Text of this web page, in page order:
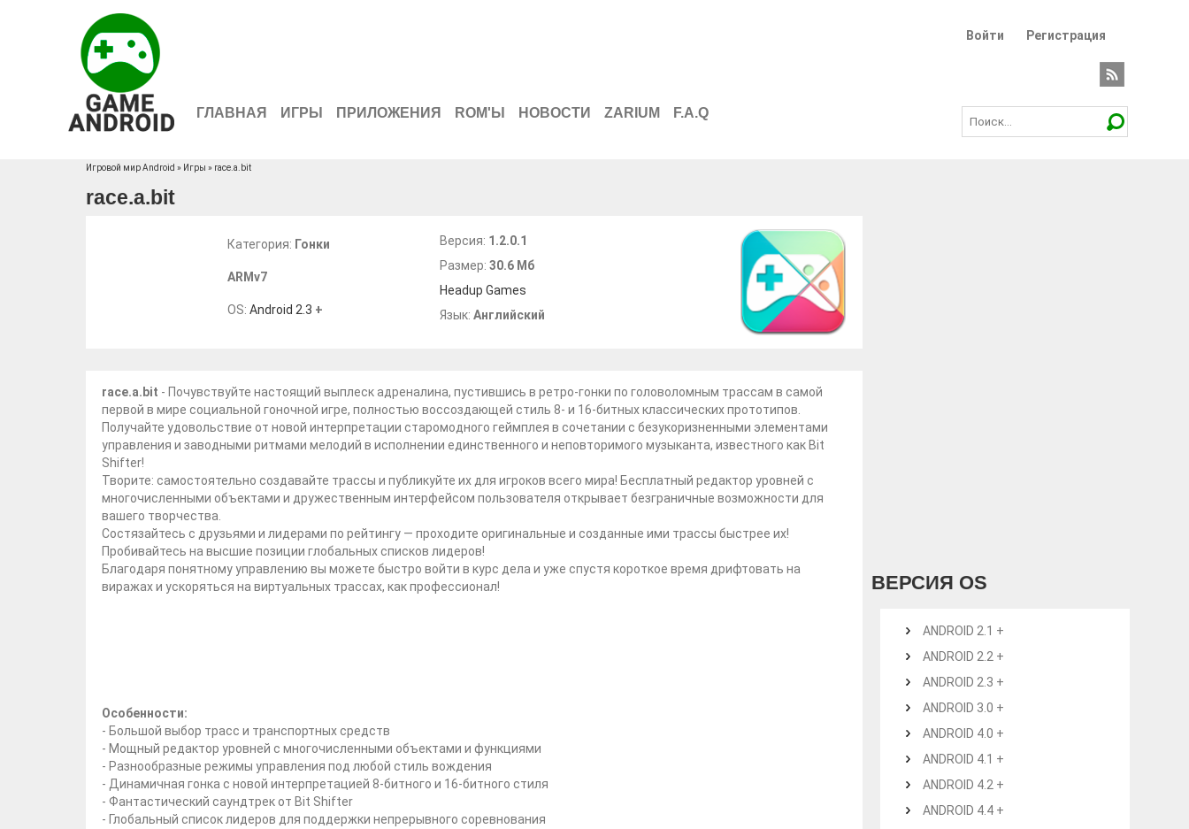
Войти Регистрация
ГЛАВНАЯ ИГРЫ ПРИЛОЖЕНИЯ ROM'Ы НОВОСТИ ZARIUM F.A.Q
Игровой мир Android » Игры » race.a.bit
race.a.bit
Категория: Гонки
ARMv7
OS: Android 2.3 +
Версия: 1.2.0.1
Размер: 30.6 Мб
Headup Games
Язык: Английский
race.a.bit - Почувствуйте настоящий выплеск адреналина, пустившись в ретро-гонки по головоломным трассам в самой
первой в мире социальной гоночной игре, полностью воссоздающей стиль 8- и 16-битных классических прототипов.
Получайте удовольствие от новой интерпретации старомодного геймплея в сочетании с безукоризненными элементами
управления и заводными ритмами мелодий в исполнении единственного и неповторимого музыканта, известного как Bit
Shifter!
Творите: самостоятельно создавайте трассы и публикуйте их для игроков всего мира! Бесплатный редактор уровней с
многочисленными объектами и дружественным интерфейсом пользователя открывает безграничные возможности для
вашего творчества.
Состязайтесь с друзьями и лидерами по рейтингу — проходите оригинальные и созданные ими трассы быстрее их!
Пробивайтесь на высшие позиции глобальных списков лидеров!
Благодаря понятному управлению вы можете быстро войти в курс дела и уже спустя короткое время дрифтовать на
виражах и ускоряться на виртуальных трассах, как профессионал!
Особенности:
- Большой выбор трасс и транспортных средств
- Мощный редактор уровней с многочисленными объектами и функциями
- Разнообразные режимы управления под любой стиль вождения
- Динамичная гонка с новой интерпретацией 8-битного и 16-битного стиля
- Фантастический саундтрек от Bit Shifter
- Глобальный список лидеров для поддержки непрерывного соревнования
ВЕРСИЯ OS
ANDROID 2.1 +
ANDROID 2.2 +
ANDROID 2.3 +
ANDROID 3.0 +
ANDROID 4.0 +
ANDROID 4.1 +
ANDROID 4.2 +
ANDROID 4.4 +